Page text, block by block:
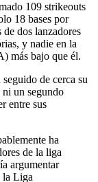
109 strikeouts
18 bases por
dos lanzadores
y nadie en la
más bajo que él.
de cerca su
un segundo
entre sus
ha
de la liga
argumentar
la Liga